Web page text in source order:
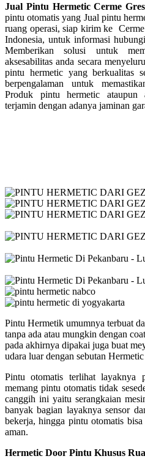
Jual Pintu Hermetic Cerme
pintu otomatis yang Jual pintu
ruang operasi, siap kirim ke
Indonesia, untuk informasi
Memberikan solusi untuk
aksesabilitas anda secara
pintu hermetic yang berkualitas
berpengalaman untuk
Produk pintu hermetic ataupun
terjamin dengan adanya jaminan
Pintu Hermetik umumnya terbuat
tanpa ada atau mungkin dengan
pada akhirnya dipakai juga buat
udara luar dengan sebutan
Pintu otomatis terlihat layaknya
memang pintu otomatis tidak
canggih ini yaitu serangkaian
banyak bagian layaknya sensor
bekerja, hingga pintu otomatis
aman.
Hermetic Door Pintu Khusus